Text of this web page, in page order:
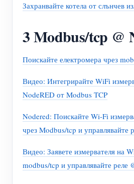
Захранвайте котела от слънчев
3 Modbus/tcp @
Поискайте електромера чрез
Видео: Интегрирайте WiFi
NodeRED от Modbus TCP
Nodered: Поискайте Wi-Fi
чрез Modbus/tcp и управлявайте
Видео: Заявете измервателя на
modbus/tcp и управлявайте реле